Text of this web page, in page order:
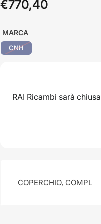
Prezzo
standard
€770,40
MARCA
CNH
CONTATTACI PER LA
COPERCHIO, COMPL
RAI Ricambi sarà